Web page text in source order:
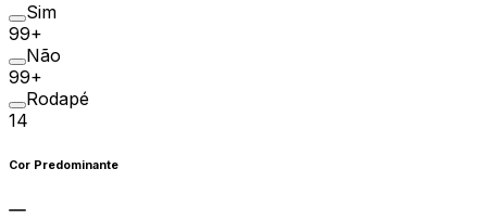
Sim
99+
Não
99+
Rodapé
14
Cor Predominante